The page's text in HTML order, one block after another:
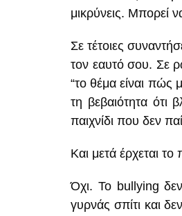
μικρύνεις. Μπορεί
Σε τέτοιες
τον εαυτό σου. Σε
“το θέμα είναι πώς
τη βεβαιότητα ότι
παιχνίδι που δεν
Και μετά έρχεται
Όχι. Το bullying
γυρνάς σπίτι και